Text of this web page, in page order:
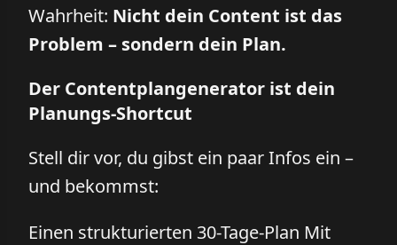
Wahrheit: Nicht dein Content ist das
Problem – sondern dein Plan.
Der Contentplangenerator ist dein
Planungs-Shortcut
Stell dir vor, du gibst ein paar Infos ein –
und bekommst:
Einen strukturierten 30-Tage-Plan Mit